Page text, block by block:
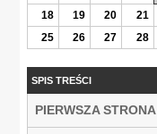
18
19 20 21
25
26 27 28
SPIS TREŚCI
PIERWSZA STRONA